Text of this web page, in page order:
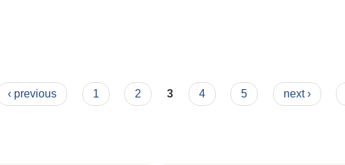
‹ previous 1 2 3 4 5 next ›